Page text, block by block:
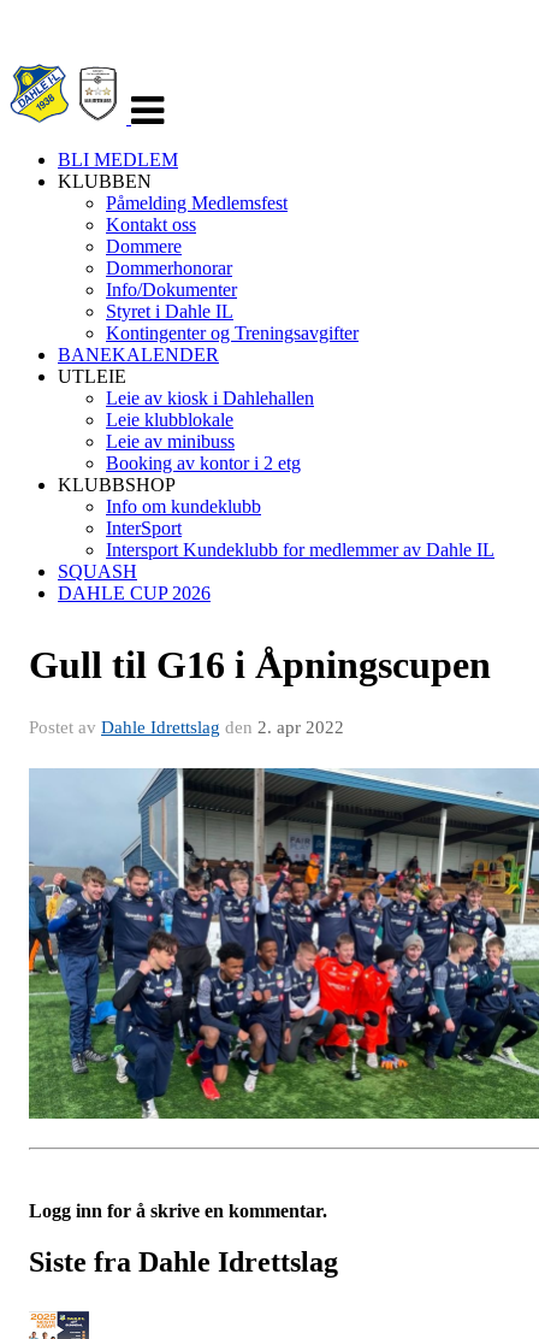
navigasjon
BLI MEDLEM
KLUBBEN
Påmelding Medlemsfest
Kontakt oss
Dommere
Dommerhonorar
Info/Dokumenter
Styret i Dahle IL
Kontingenter og Treningsavgifter
BANEKALENDER
UTLEIE
Leie av kiosk i Dahlehallen
Leie klubblokale
Leie av minibuss
Booking av kontor i 2 etg
KLUBBSHOP
Info om kundeklubb
InterSport
Intersport Kundeklubb for medlemmer av Dahle IL
SQUASH
DAHLE CUP 2026
Gull til G16 i Åpningscupen
Postet av Dahle Idrettslag den 2. apr 2022
Logg inn for å skrive en kommentar.
Siste fra Dahle Idrettslag